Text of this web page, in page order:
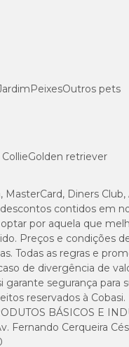
PeixesOutros pets
Golden retriever
MasterCard, Diners
contidos em
por aquela que
Preços e condições
Todas as regras e
de divergência de
garante segurança para
reservados à Cobasi.
BÁSICOS E
Fernando Cerqueira